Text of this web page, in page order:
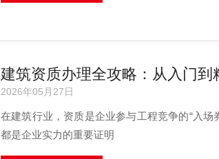
建筑资质办理全攻略：从入门到
2026年05月27日
在建筑行业，资质是企业参与工程竞争的“入
都是企业实力的重要证明